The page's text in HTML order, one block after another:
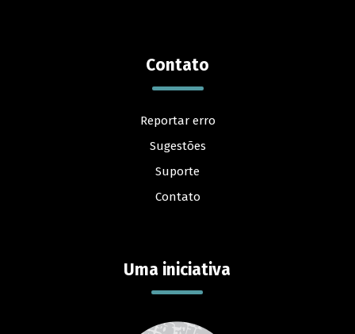
Uma iniciativa
Contato
Reportar erro
Sugestões
Suporte
Contato